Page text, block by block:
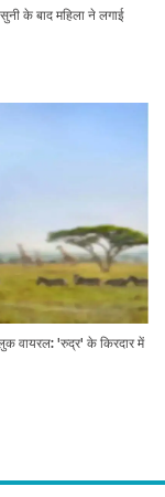
के बाद महिला ने लगाई
वायरल: 'रुद्र' के किरदार में